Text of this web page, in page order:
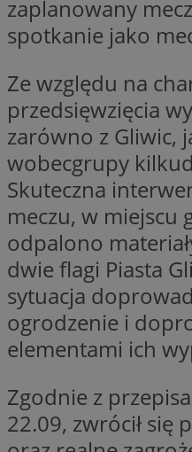
zaplanowany
spotkanie jako
Ze względu na
przedsięwzięcia
zarówno z Gliwic,
wobecgrupy
Skuteczna
meczu, w miejscu
odpalono
dwie flagi Piasta
sytuacja
ogrodzenie i
elementami ich
Zgodnie z
22.09, zwrócił się